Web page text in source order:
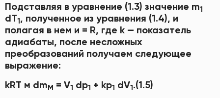
Подставляя в уравнение (1.3) значение m1
dT1, полученное из уравнения (1.4), и
полагая в нем и = R, где k — показатель
адиабаты, после несложных
преобразований получаем следующее
выражение:
kRT м dmM = V1 dp1 + kp1 dV1.(1.5)